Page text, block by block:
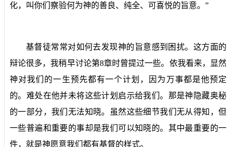
化，叫你们察验何为神的善良、纯全、可喜悦的旨意。”
基督徒常常对如何去发现神的旨意感到困扰。这方面的
辩论很多，我稍早讨论第8章时曾提过一些。依我看来，显然
神对我们的一生预先都有一个计划，因为万事都是他预定
的。难处在他并未将这些计划启示给我们。那是神隐藏奥秘
的一部分，我们无法知晓。虽然这些细节我们无从得知，但
一些普遍和重要的事却是我们可以知晓的。其中最重要的一
件，就是神愿意我们都有基督的样式。